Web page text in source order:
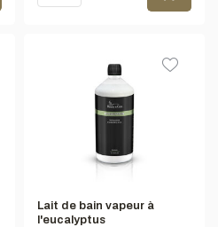
Lait de bain vapeur à
l'eucalyptus